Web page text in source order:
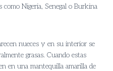
Nigeria, Senegal o Burkina
nueces y en su interior se
grasas. Cuando estas
en una mantequilla amarilla de